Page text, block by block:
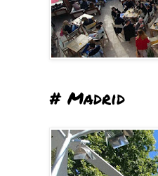
# Madrid